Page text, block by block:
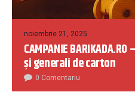
noiembrie 21, 2025
CAMPANIE
și generali de carton
0 Comentariu